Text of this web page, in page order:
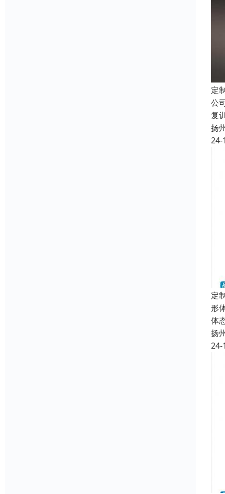
定
公
复
扬
24-
定
形
体
扬
24-